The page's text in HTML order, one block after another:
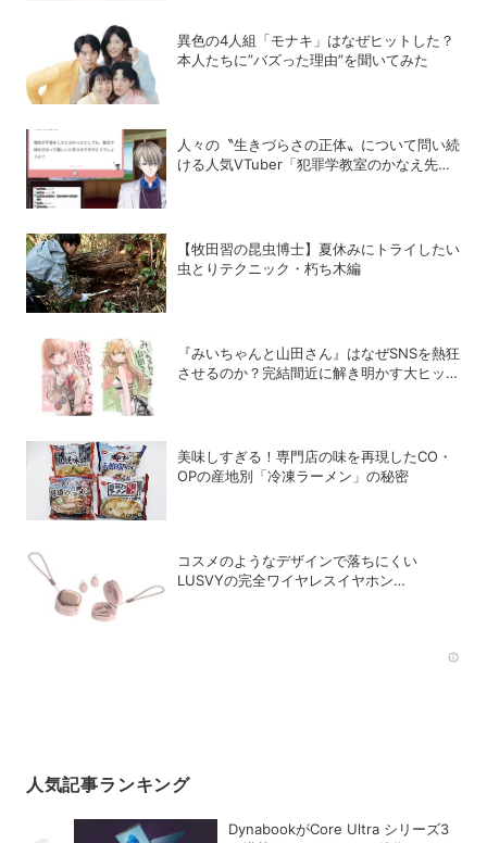
異色の4人組「モナキ」はなぜヒットした？
本人たちに”バズった理由”を聞いてみた
人々の〝生きづらさの正体〟について問い続
ける人気VTuber「犯罪学教室のかなえ先
【牧田習の昆虫博士】夏休みにトライしたい
虫とりテクニック・朽ち木編
『みいちゃんと山田さん』はなぜSNSを熱狂
させるのか？完結間近に解き明かす大ヒット
美味しすぎる！専門店の味を再現したCO・
OPの産地別「冷凍ラーメン」の秘密
コスメのようなデザインで落ちにくい
LUSVYの完全ワイヤレスイヤホン
人気記事ランキング
DynabookがCore Ultra シリーズ3